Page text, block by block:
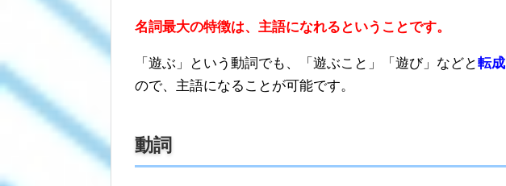
名詞最大の特徴は、主語になれるということです。
「遊ぶ」という動詞でも、「遊ぶこと」「遊び」などと転成
ので、主語になることが可能です。
動詞